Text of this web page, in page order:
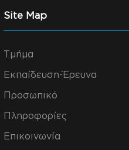
Site Map
Τμήμα
Εκπαίδευση-Έρευνα
Προσωπικό
Πληροφορίες
Επικοινωνία